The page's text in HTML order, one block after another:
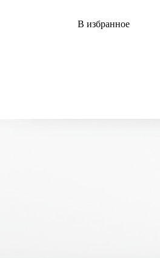
В избранное